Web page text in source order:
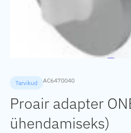
Tarvikud AC6470040
Proair adapter
ühendamiseks)